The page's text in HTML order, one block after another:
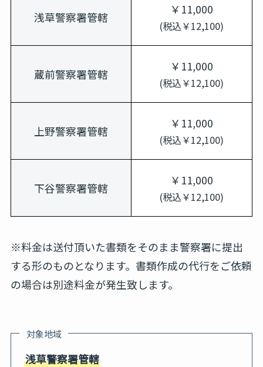
浅草警察署管轄
￥11,000
(税込￥12,100)
蔵前警察署管轄
￥11,000
(税込￥12,100)
上野警察署管轄
￥11,000
(税込￥12,100)
下谷警察署管轄
￥11,000
(税込￥12,100)
※料金は送付頂いた書類をそのまま警察署に提出
する形のものとなります。書類作成の代行をご依頼
の場合は別途料金が発生致します。
対象地域
浅草警察署管轄